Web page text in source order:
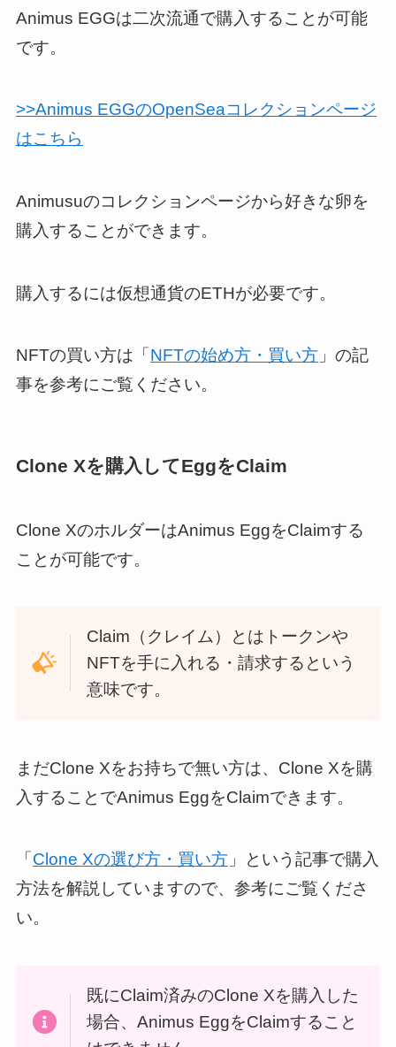
Animus EGGは二次流通で購入することが可能
です。
>>Animus EGGのOpenSeaコレクションページ
はこちら
Animusuのコレクションページから好きな卵を
購入することができます。
購入するには仮想通貨のETHが必要です。
NFTの買い方は「 NFTの始め方・買い方」の記
事を参考にご覧ください。
Clone Xを購入してEggをClaim
Clone XのホルダーはAnimus EggをClaimする
ことが可能です。
Claim（クレイム）とはトークンや
NFTを手に入れる・請求するという
意味です。
まだClone Xをお持ちで無い方は、Clone Xを購
入することでAnimus EggをClaimできます。
「 Clone Xの選び方・買い方」という記事で購入
方法を解説していますので、参考にご覧くださ
い。
既にClaim済みのClone Xを購入した
場合、Animus EggをClaimすること